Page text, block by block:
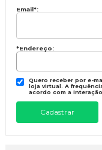
Email*:
*Endereço:
Quero receber por e-
loja virtual. A
acordo com a